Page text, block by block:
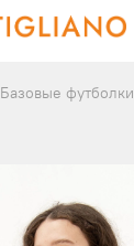
Базовые футболки